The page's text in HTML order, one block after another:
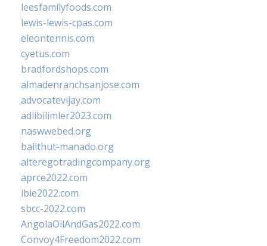
leesfamilyfoods.com
lewis-lewis-cpas.com
eleontennis.com
cyetus.com
bradfordshops.com
almadenranchsanjose.com
advocatevijay.com
adlibilimler2023.com
naswwebed.org
balithut-manado.org
alteregotradingcompany.org
aprce2022.com
ibie2022.com
sbcc-2022.com
AngolaOilAndGas2022.com
Convoy4Freedom2022.com